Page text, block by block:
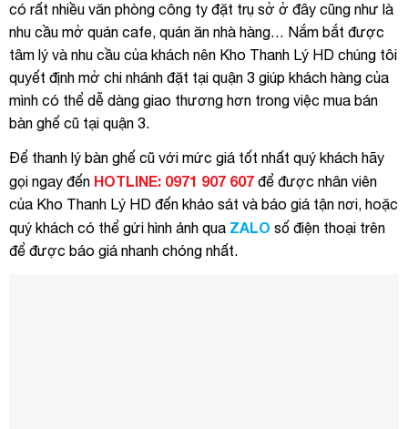
có rất nhiều văn phòng công ty đặt trụ sở ở đây cũng như là
nhu cầu mở quán cafe, quán ăn nhà hàng… Nắm bắt được
tâm lý và nhu cầu của khách nên Kho Thanh Lý HD chúng tôi
quyết định mở chi nhánh đặt tại quận 3 giúp khách hàng của
mình có thể dễ dàng giao thương hơn trong việc mua bán
bàn ghế cũ tại quận 3.
Để thanh lý bàn ghế cũ với mức giá tốt nhất quý khách hãy
gọi ngay đến HOTLINE: 0971 907 607 để được nhân viên
của Kho Thanh Lý HD đến khảo sát và báo giá tận nơi, hoặc
quý khách có thể gửi hình ảnh qua ZALO số điện thoại trên
để được báo giá nhanh chóng nhất.